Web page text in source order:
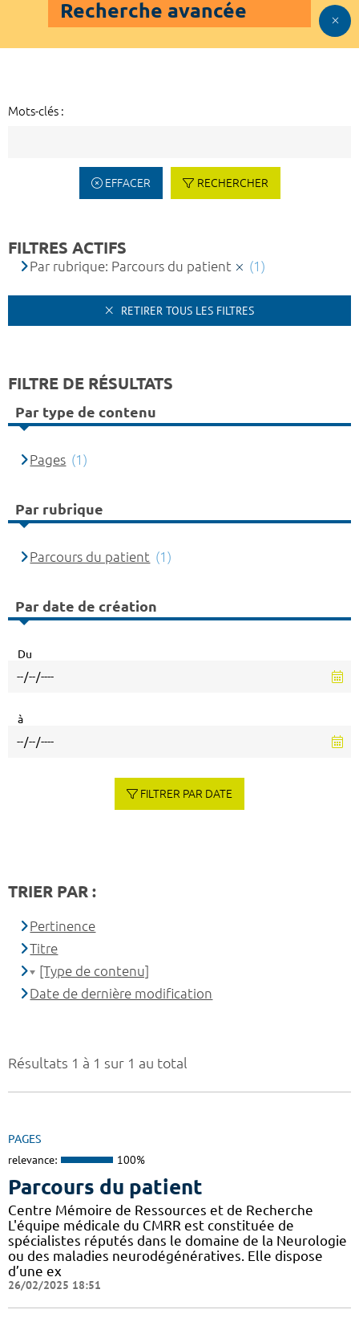
Recherche avancée
Mots-clés :
EFFACER RECHERCHER
Résultats 1 à 1 sur 1 au total
PAGES
relevance: 100%
Parcours du patient
Centre Mémoire de Ressources et de Recherche
L'équipe médicale du CMRR est constituée de
spécialistes réputés dans le domaine de la Neurologie
ou des maladies neurodégénératives. Elle dispose
d’une ex
26/02/2025 18:51
FILTRES ACTIFS
Par rubrique: Parcours du patient (1)
RETIRER TOUS LES FILTRES
FILTRE DE RÉSULTATS
Par type de contenu
Pages (1)
Par rubrique
Parcours du patient (1)
Par date de création
Du
à
FILTRER PAR DATE
TRIER PAR :
Pertinence
Titre
[Type de contenu]
Date de dernière modification